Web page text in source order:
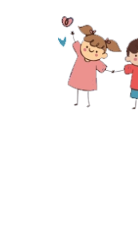
Skip to main content